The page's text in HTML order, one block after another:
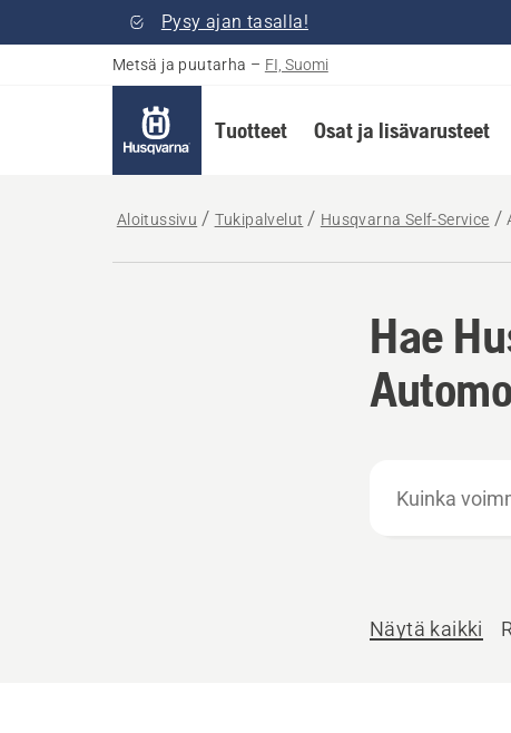
Pysy ajan tasalla!
Metsä ja puutarha – FI, Suomi
Tuotteet Osat ja lisävarusteet
Aloitussivu Tukipalvelut Husqvarna Self-Service
Hae
voimme
Näytä kaikki